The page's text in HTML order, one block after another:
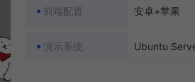
前端配置 安卓+苹果
演示系统 Ubuntu